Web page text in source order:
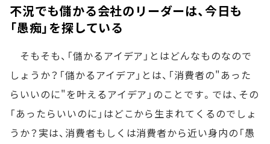
不況でも儲かる会社のリーダーは、今日も
「愚痴」を探している
そもそも、「儲かるアイデア」とはどんなものなので
しょうか？「儲かるアイデア」とは、「消費者の"あった
らいいのに"を叶えるアイデア」のことです。では、その
「あったらいいのに」はどこから生まれてくるのでしょ
うか？実は、消費者もしくは消費者から近い身内の「愚